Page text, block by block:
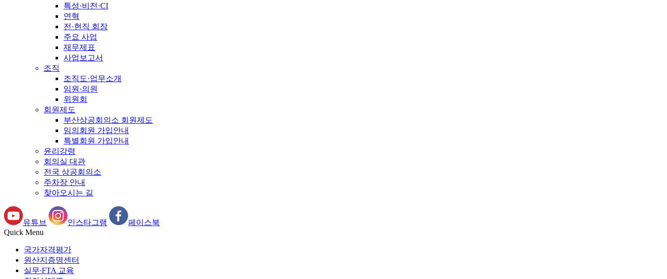
특성·비전·CI
연혁
전·현직 회장
주요 사업
재무제표
사업보고서
조직
조직도·업무소개
임원·의원
위원회
회원제도
부산상공회의소 회원제도
임의회원 가입안내
특별회원 가입안내
윤리강령
회의실 대관
전국 상공회의소
주차장 안내
찾아오시는 길
유튜브 인스타그램
페이스북
Quick Menu
국가자격평가
원산지증명센터
실무∙FTA 교육